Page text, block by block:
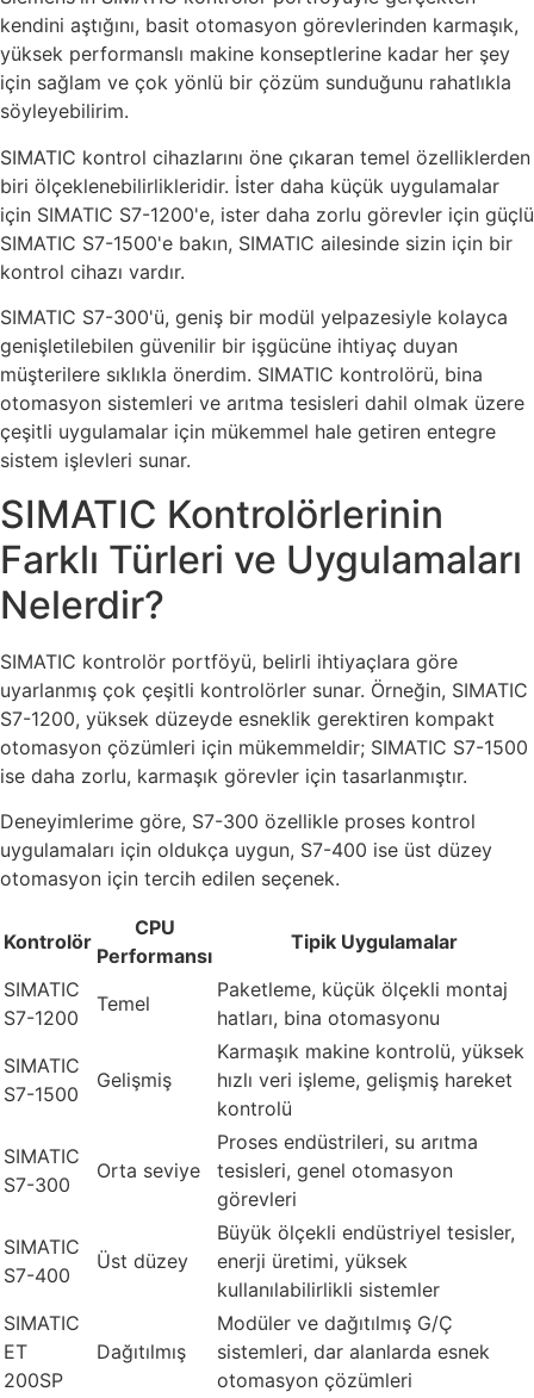
kendini aştığını, basit otomasyon görevlerinden karmaşık,
yüksek performanslı makine konseptlerine kadar her şey
için sağlam ve çok yönlü bir çözüm sunduğunu rahatlıkla
söyleyebilirim.
SIMATIC kontrol cihazlarını öne çıkaran temel özelliklerden
biri ölçeklenebilirlikleridir. İster daha küçük uygulamalar
için SIMATIC S7-1200'e, ister daha zorlu görevler için güçlü
SIMATIC S7-1500'e bakın, SIMATIC ailesinde sizin için bir
kontrol cihazı vardır.
SIMATIC S7-300'ü, geniş bir modül yelpazesiyle kolayca
genişletilebilen güvenilir bir işgücüne ihtiyaç duyan
müşterilere sıklıkla önerdim. SIMATIC kontrolörü, bina
otomasyon sistemleri ve arıtma tesisleri dahil olmak üzere
çeşitli uygulamalar için mükemmel hale getiren entegre
sistem işlevleri sunar.
SIMATIC Kontrolörlerinin
Farklı Türleri ve Uygulamaları
Nelerdir?
SIMATIC kontrolör portföyü, belirli ihtiyaçlara göre
uyarlanmış çok çeşitli kontrolörler sunar. Örneğin, SIMATIC
S7-1200, yüksek düzeyde esneklik gerektiren kompakt
otomasyon çözümleri için mükemmeldir; SIMATIC S7-1500
ise daha zorlu, karmaşık görevler için tasarlanmıştır.
Deneyimlerime göre, S7-300 özellikle proses kontrol
uygulamaları için oldukça uygun, S7-400 ise üst düzey
otomasyon için tercih edilen seçenek.
Kontrolör
CPU
Performansı
Tipik Uygulamalar
SIMATIC
S7-1200
Temel
Paketleme, küçük ölçekli montaj
hatları, bina otomasyonu
SIMATIC
S7-1500
Gelişmiş
Karmaşık makine kontrolü, yüksek
hızlı veri işleme, gelişmiş hareket
kontrolü
SIMATIC
S7-300
Orta seviye
Proses endüstrileri, su arıtma
tesisleri, genel otomasyon
görevleri
SIMATIC
S7-400
Üst düzey
Büyük ölçekli endüstriyel tesisler,
enerji üretimi, yüksek
kullanılabilirlikli sistemler
SIMATIC
ET
200SP
Dağıtılmış
Modüler ve dağıtılmış G/Ç
sistemleri, dar alanlarda esnek
otomasyon çözümleri